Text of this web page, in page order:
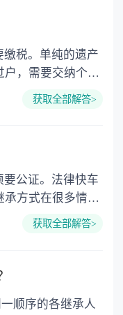
，需要交纳个人
户是没有增值税
纳 4. 土
获取全部解答>
方式在很多情况
果需要公正的也
对遗产继承进行
获取全部解答>